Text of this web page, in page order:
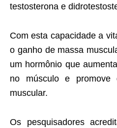
testosterona e
Com esta capacidade a
o ganho de massa
um hormônio que
no músculo e promove
muscular.
Os pesquisadores